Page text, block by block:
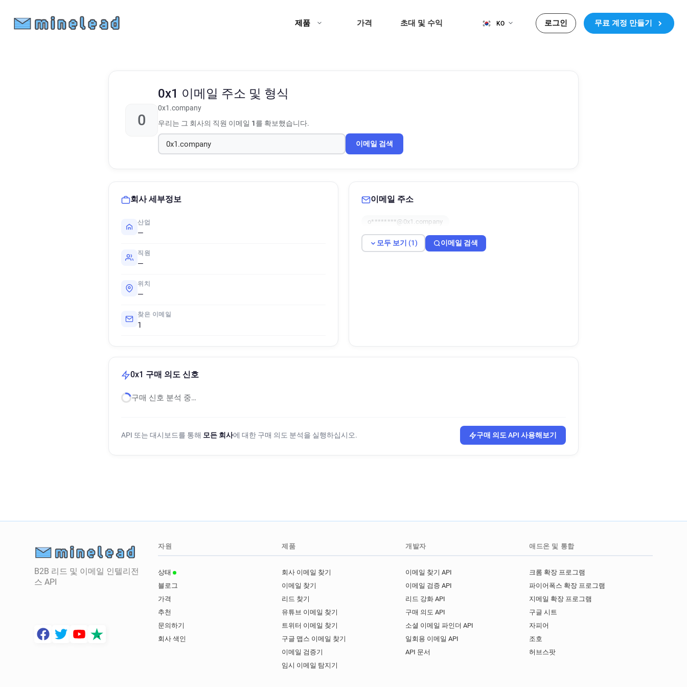
제품 가격 초대 및 수익 KO 로그인 무료 계정 만들기
0
0x1 이메일 주소 및 형식
0x1.company
우리는 그 회사의 직원 이메일 1를 확보했습니다.
이메일 검색
회사 세부정보
산업
—
직원
—
위치
—
찾은 이메일
1
이메일 주소
o********@0x1.company
모두 보기 (1) 이메일 검색
0x1 구매 의도 신호
구매 신호 분석 중…
API 또는 대시보드를 통해 모든 회사에 대한 구매 의도 분석을 실행하십시오. 구매 의도 API 사용해보기
B2B 리드 및 이메일 인텔리전
스 API
자원
상태
블로그
가격
추천
문의하기
회사 색인
제품
회사 이메일 찾기
이메일 찾기
리드 찾기
유튜브 이메일 찾기
트위터 이메일 찾기
구글 맵스 이메일 찾기
이메일 검증기
임시 이메일 탐지기
개발자
이메일 찾기 API
이메일 검증 API
리드 강화 API
구매 의도 API
소셜 이메일 파인더 API
일회용 이메일 API
API 문서
애드온 및 통합
크롬 확장 프로그램
파이어폭스 확장 프로그램
지메일 확장 프로그램
구글 시트
자피어
조호
허브스팟